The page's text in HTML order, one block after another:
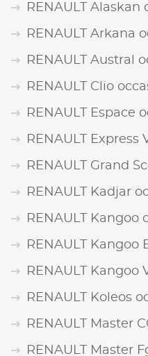
RENAULT Alaskan
RENAULT Arkana
RENAULT Austral
RENAULT Clio
RENAULT Espace
RENAULT Express
RENAULT Grand
RENAULT Kadjar
RENAULT Kangoo
RENAULT Kangoo
RENAULT Kangoo
RENAULT Koleos
RENAULT Master
RENAULT Master